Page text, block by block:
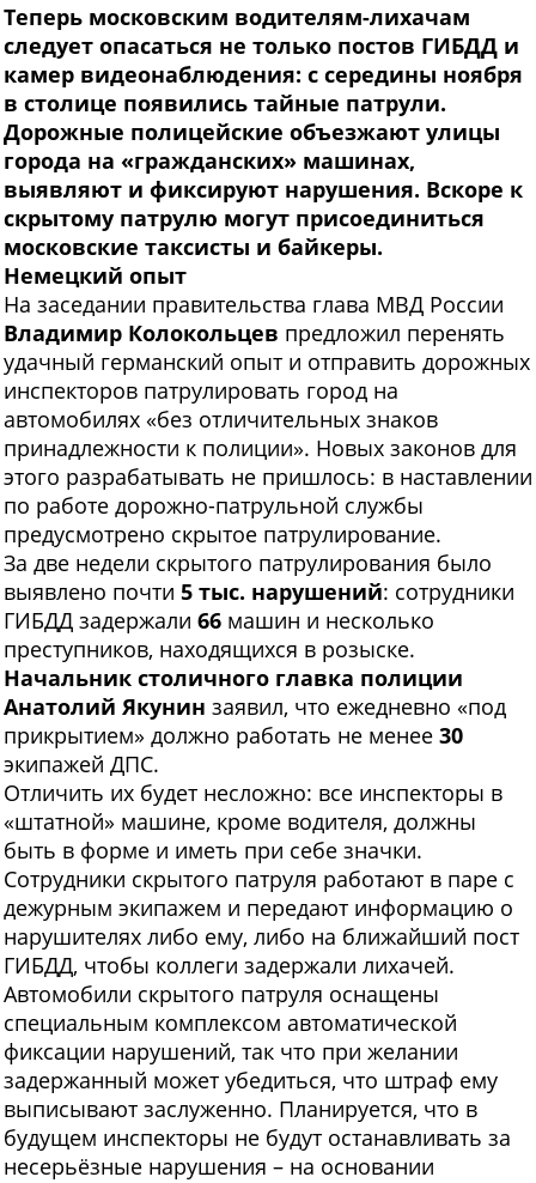
Теперь московским водителям-лихачам
следует опасаться не только постов ГИБДД и
камер видеонаблюдения: с середины ноября
в столице появились тайные патрули.
Дорожные полицейские объезжают улицы
города на «гражданских» машинах,
выявляют и фиксируют нарушения. Вскоре к
скрытому патрулю могут присоединиться
московские таксисты и байкеры.
Немецкий опыт
На заседании правительства глава МВД России
Владимир Колокольцев предложил перенять
удачный германский опыт и отправить дорожных
инспекторов патрулировать город на
автомобилях «без отличительных знаков
принадлежности к полиции». Новых законов для
этого разрабатывать не пришлось: в наставлении
по работе дорожно-патрульной службы
предусмотрено скрытое патрулирование.
За две недели скрытого патрулирования было
выявлено почти 5 тыс. нарушений: сотрудники
ГИБДД задержали 66 машин и несколько
преступников, находящихся в розыске.
Начальник столичного главка полиции
Анатолий Якунин заявил, что ежедневно «под
прикрытием» должно работать не менее 30
экипажей ДПС.
Отличить их будет несложно: все инспекторы в
«штатной» машине, кроме водителя, должны
быть в форме и иметь при себе значки.
Сотрудники скрытого патруля работают в паре с
дежурным экипажем и передают информацию о
нарушителях либо ему, либо на ближайший пост
ГИБДД, чтобы коллеги задержали лихачей.
Автомобили скрытого патруля оснащены
специальным комплексом автоматической
фиксации нарушений, так что при желании
задержанный может убедиться, что штраф ему
выписывают заслуженно. Планируется, что в
будущем инспекторы не будут останавливать за
несерьёзные нарушения – на основании